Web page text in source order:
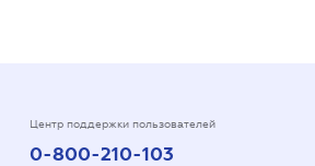
Центр поддержки пользователей
0-800-210-103